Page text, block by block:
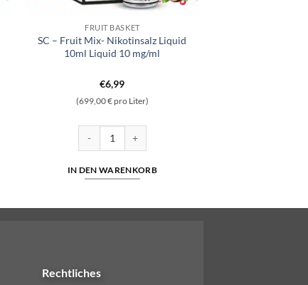
FRUIT BASKET
SC – Fruit Mix- Nikotinsalz Liquid
10ml Liquid 10 mg/ml
€6,99
(699,00 € pro Liter)
IN DEN WARENKORB
Rechtliches